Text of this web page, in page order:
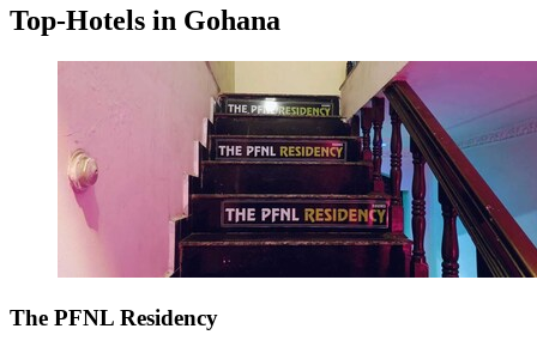
Top-Hotels in Gohana
The PFNL Residency